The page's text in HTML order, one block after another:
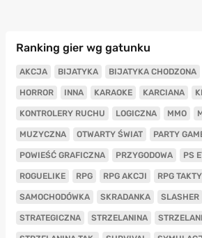
Ranking gier wg gatunku
AKCJA BIJATYKA BIJATYKA CHODZONA
HORROR INNA KARAOKE KARCIANA
KONTROLERY RUCHU LOGICZNA MMO
MUZYCZNA OTWARTY ŚWIAT PARTY
POWIEŚĆ GRAFICZNA PRZYGODOWA PS
ROGUELIKE RPG RPG AKCJI RPG
SAMOCHODÓWKA SKRADANKA SLASHER
STRATEGICZNA STRZELANINA